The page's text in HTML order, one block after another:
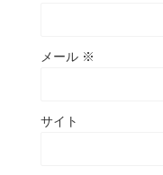
メール ※
サイト